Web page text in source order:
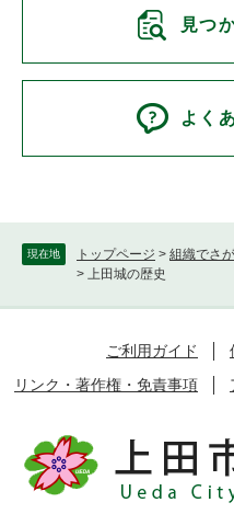
現在地 トップページ > 組織でさ
> 上田城の歴史
見つ
よく
ご利用ガイド
リンク・著作権・免責事項